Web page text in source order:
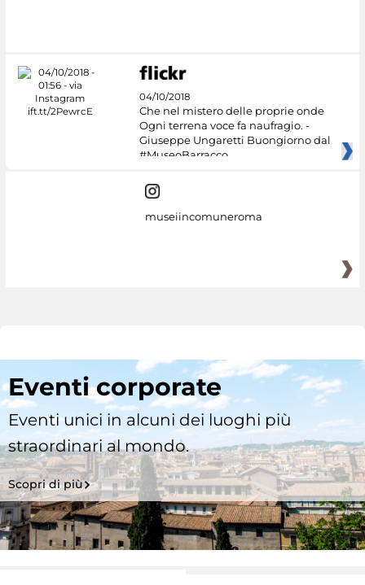
04/10/2018
Che nel mistero delle proprie onde
Ogni terrena voce fa naufragio. -
Giuseppe Ungaretti Buongiorno dal
#MuseoBarracco
museiincomuneroma
Eventi corporate
Eventi unici in alcuni dei luoghi più
straordinari al mondo.
Scopri di più